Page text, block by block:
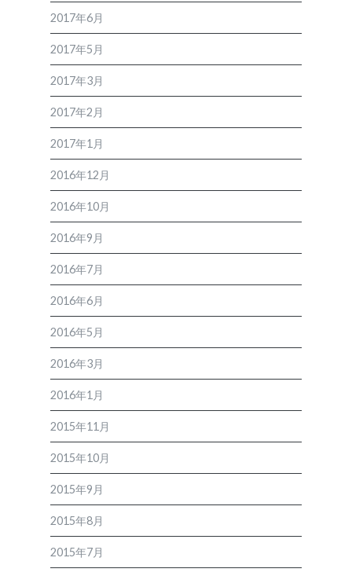
2017年6月
2017年5月
2017年3月
2017年2月
2017年1月
2016年12月
2016年10月
2016年9月
2016年7月
2016年6月
2016年5月
2016年3月
2016年1月
2015年11月
2015年10月
2015年9月
2015年8月
2015年7月